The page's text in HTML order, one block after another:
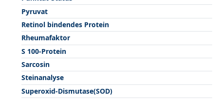
Pyruvat
Retinol bindendes Protein
Rheumafaktor
S 100-Protein
Sarcosin
Steinanalyse
Superoxid-Dismutase(SOD)